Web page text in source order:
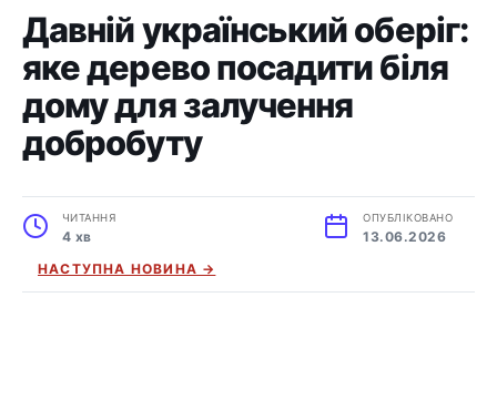
Давній український оберіг:
яке дерево посадити біля
дому для залучення
добробуту
ЧИТАННЯ
4 хв
ОПУБЛІКОВАНО
13.06.2026
НАСТУПНА НОВИНА →